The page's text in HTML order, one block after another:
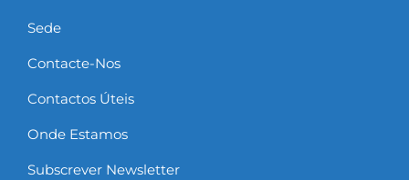
Sede
Contacte-Nos
Contactos Úteis
Onde Estamos
Subscrever Newsletter